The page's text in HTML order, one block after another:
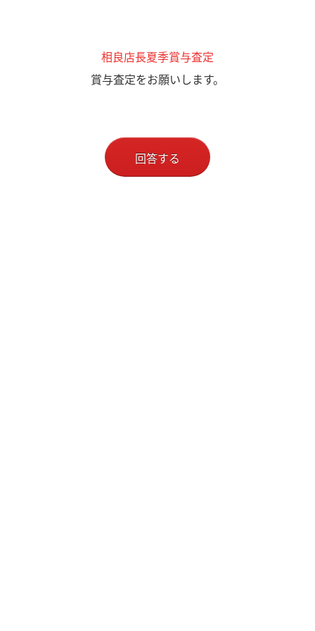
相良店長夏季賞与査定
賞与査定をお願いします。
回答する